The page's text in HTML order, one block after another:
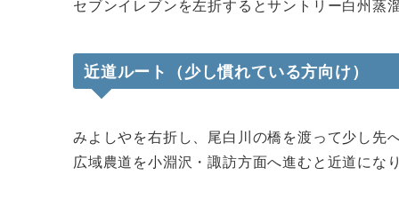
セブンイレブンを左折するとサントリー白州蒸溜
近道ルート（少し慣れている方向け）
みよしやを右折し、尾白川の橋を渡って少し先へ
広域農道を小淵沢・諏訪方面へ進むと近道になり